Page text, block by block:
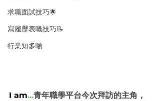
求職面試技巧🌟
寫履歷表嘅技巧📝
行業知多啲
I am...青年職學平台今次拜訪的主角，